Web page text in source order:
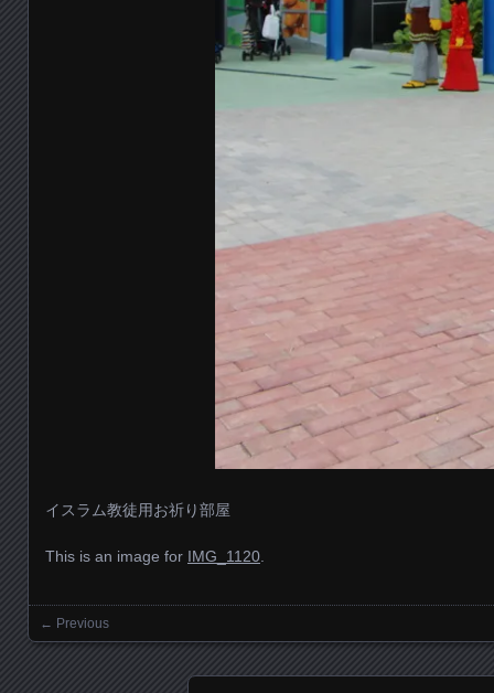
イスラム教徒用お祈り部屋
This is an image for IMG_1120.
Images navigation
← Previous